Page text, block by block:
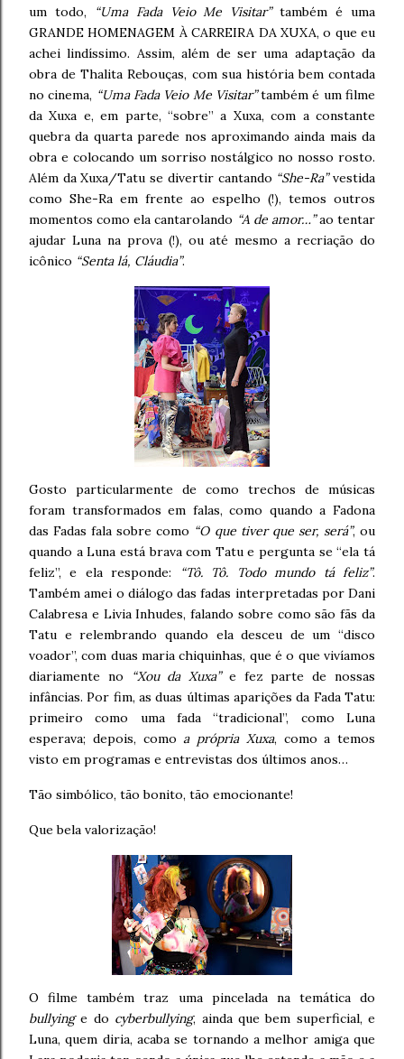
um todo,
“Uma Fada Veio Me Visitar”também é uma
GRANDE HOMENAGEM À CARREIRA DA XUXA, o que eu
achei lindíssimo. Assim, além de ser uma adaptação da
obra de Thalita Rebouças, com sua história bem contada
no cinema, “Uma Fada Veio Me Visitar”também é um filme
da Xuxa e, em parte, “sobre” a Xuxa, com a constante
quebra da quarta parede nos aproximando ainda mais da
obra e colocando um sorriso nostálgico no nosso rosto.
Além da Xuxa/Tatu se divertir cantando “She-Ra”vestida
como She-Ra em frente ao espelho (!), temos outros
momentos como ela cantarolando “A de amor…”ao tentar
ajudar Luna na prova (!), ou até mesmo a recriação do
icônico “Senta lá, Cláudia”.
Gosto particularmente de como trechos de músicas
foram transformados em falas, como quando a Fadona
das Fadas fala sobre como “O que tiver que ser, será”, ou
quando a Luna está brava com Tatu e pergunta se “ela tá
feliz”, e ela responde:
“Tô. Tô. Todo mundo tá feliz”.
Também amei o diálogo das fadas interpretadas por Dani
Calabresa e Livia Inhudes, falando sobre como são fãs da
Tatu e relembrando quando ela desceu de um “disco
voador”, com duas maria chiquinhas, que é o que vivíamos
diariamente no
“Xou da Xuxa”e fez parte de nossas
infâncias. Por fim, as duas últimas aparições da Fada Tatu:
primeiro como uma fada “tradicional”, como Luna
esperava; depois, comoa própria Xuxa, como a temos
visto em programas e entrevistas dos últimos anos…
Tão simbólico, tão bonito, tão emocionante!
Que bela valorização!
O filme também traz uma pincelada na temática do
bullyinge do cyberbullying, ainda que bem superficial, e
Luna, quem diria, acaba se tornando a melhor amiga que